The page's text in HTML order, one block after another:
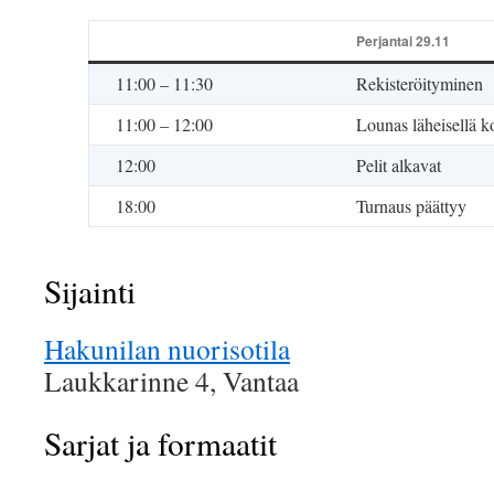
Perjantai 29.11
11:00 – 11:30
Rekisteröityminen
11:00 – 12:00
Lounas läheisellä
12:00
Pelit alkavat
18:00
Turnaus päättyy
Sijainti
Hakunilan nuorisotila
Laukkarinne 4, Vantaa
Sarjat ja formaatit